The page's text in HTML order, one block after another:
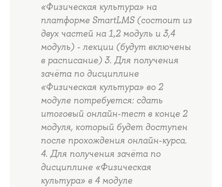
«Физическая культура» на
платформе SmartLMS (состоит из
двух частей на 1,2 модуль и 3,4
модуль) - лекции (будут включены
в расписание) 3. Для получения
зачёта по дисциплине
«Физическая культура» во 2
модуле потребуется: сдать
итоговый онлайн-тест в конце 2
модуля, который будет доступен
после прохождения онлайн-курса.
4. Для получения зачёта по
дисциплине «Физическая
культура» в 4 модуле